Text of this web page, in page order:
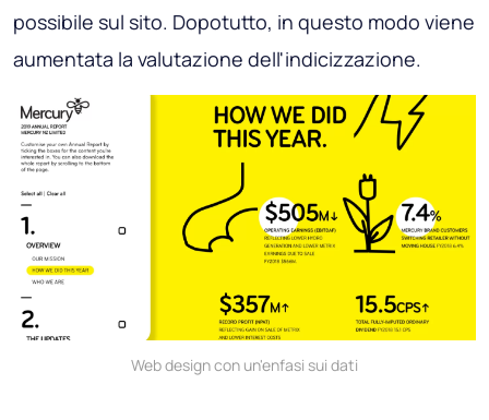
possibile sul sito. Dopotutto, in questo modo viene
aumentata la valutazione dell'indicizzazione.
Web design con un'enfasi sui dati